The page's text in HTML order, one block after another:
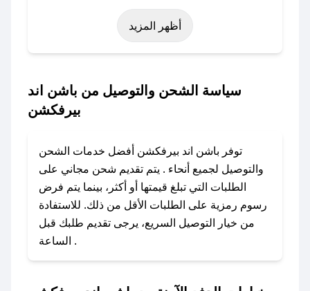
مثل عيد الفطر، عيد الأضحى، الجمعة البيضاء (شهر
نوفمبر)، رمضان، اليوم الوطني، يوم التأسيس، أو
حتى عروض خاصة أخرى.
بيرفكشن؟
باستخدام تطبيق صحصح، يمكنك العثور بسهولة على
الكوبون، تواصل معنا عبر تويتر أو البريد الإلكتروني
لإضافته بسرعة.
### كيفية استخدام كود خصم باشن اند بيرفكشن؟
1. انسخ كود الخصم من تطبيق صحصح.
2. الصقه في خانة الدفع عند التسوق من باشن اند
بيرفكشن.
أظهر المزيد
سياسة الشحن والتوصيل من باشن اند
بيرفكشن
توفر باشن اند بيرفكشن أفضل خدمات الشحن
والتوصيل لجميع أنحاء . يتم تقديم شحن مجاني على
الطلبات التي تبلغ قيمتها أو أكثر، بينما يتم فرض
رسوم رمزية على الطلبات الأقل من ذلك. للاستفادة
من خيار التوصيل السريع، يرجى تقديم طلبك قبل
الساعة .